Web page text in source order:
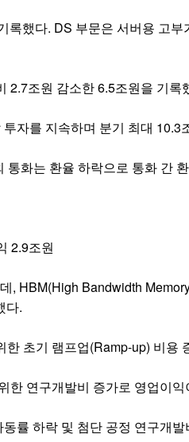
했다. DS 부문은 서버용 고
2.7조원 감소한 6.5조원을 기록
자를 지속하며 분기 최대 10.3
화는 환율 하락으로 통화 간
2.9조원
, HBM(High Bandwidth
다.
초기 램프업(Ramp-up) 비용
한 연구개발비 증가로 영업이익
률 하락 및 첨단 공정 연구개